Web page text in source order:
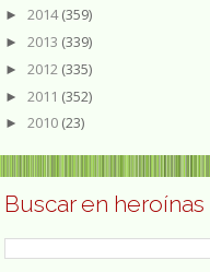
► 2014(359)
► 2013 (339)
► 2012 (335)
► 2011 (352)
► 2010 (23)
Buscar en heroínas